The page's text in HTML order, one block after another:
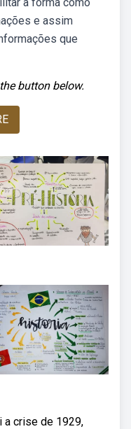
e assim
que
button below.
a crise de 1929,